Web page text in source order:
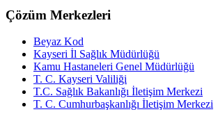
Çözüm Merkezleri
Beyaz Kod
Kayseri İl Sağlık Müdürlüğü
Kamu Hastaneleri Genel Müdürlüğü
T. C. Kayseri Valiliği
T.C. Sağlık Bakanlığı İletişim Merkezi
T. C. Cumhurbaşkanlığı İletişim Merkezi